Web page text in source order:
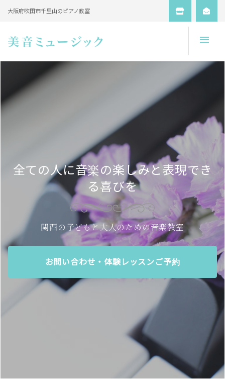
大阪府吹田市千里山のピアノ教室
全ての人に音楽の楽しみと表現でき
る喜びを
関西の子どもと大人のための音楽教室
お問い合わせ・体験レッスンご予約